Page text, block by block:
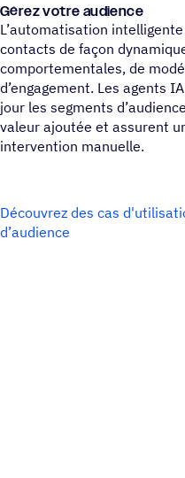
Gérez votre audience
L’automatisation
contacts de façon
comportementales, de
d’engagement. Les agents
jour les segments
valeur ajoutée et assurent
intervention manuelle.
Découvrez des cas
d’audience